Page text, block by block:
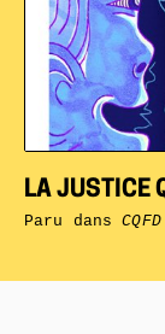
LA JUSTICE
Paru dansCQFD